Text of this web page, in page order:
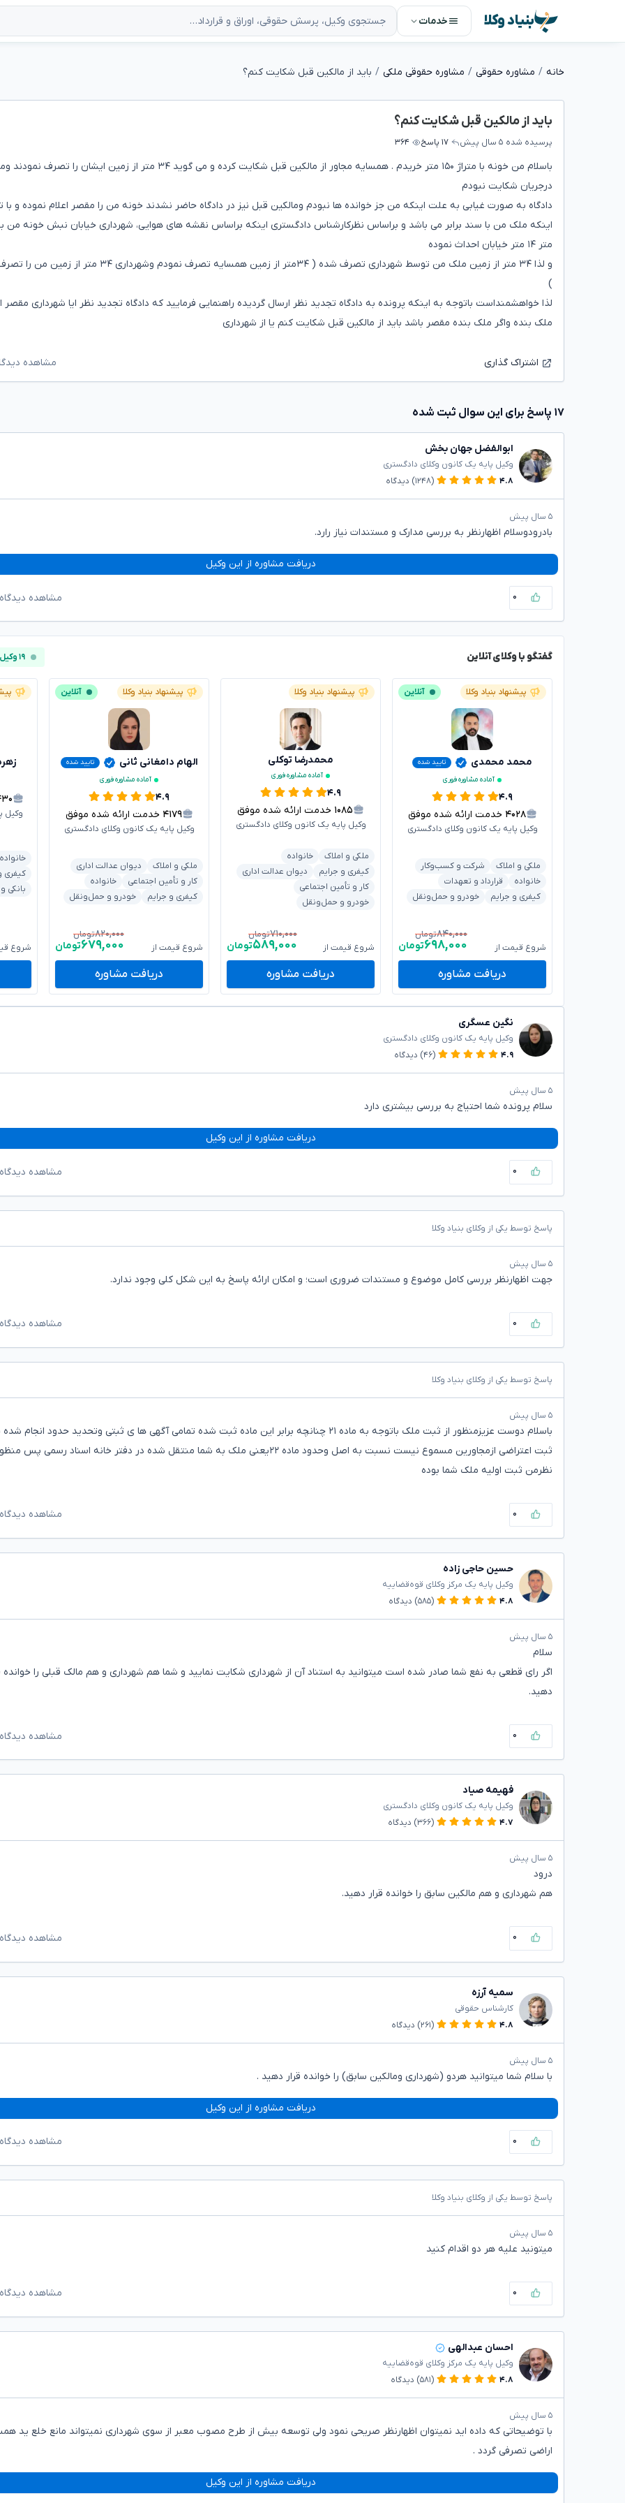
بنیاد وکلا خدمات
خانه مشاوره حقوقی مشاوره حقوقی ملکی باید از مالکین قبل شکایت کنم؟
باید از مالکین قبل شکایت کنم؟
پرسیده شده ۵ سال پیش ۱۷ پاسخ ۳۶۴
باسلام من خونه با متراژ ۱۵۰ متر خریدم . همسایه مجاور از مالکین قبل شکایت کرده و می گوید ۳۴ متر از زمین ایشان را تصرف
درجریان شکایت نبودم
دادگاه به صورت غیابی به علت اینکه من جز خوانده ها نبودم ومالکین قبل نیز در دادگاه حاضر نشدند خونه من را مقصر اعلام نموده و با
متر ۱۴ متر خیابان احداث نموده
و لذا ۳۴ متر از زمین ملک من توسط شهرداری تصرف شده ( ۳۴متر از زمین همسایه تصرف نمودم وشهرداری
)
لذا خواهشمنداست باتوجه به اینکه پرونده به دادگاه تجدید نظر ارسال گردیده راهنمایی فرمایید که دادگاه تجدید نظر ایا شهرداری
ملک بنده واگر ملک بنده مقصر باشد باید از مالکین قبل شکایت کنم یا از شهرداری
اشتراک گذاری مشاهده
۱۷ پاسخ برای این سوال ثبت شده
ابوالفضل جهان بخش
وکیل پایه یک کانون وکلای دادگستری
۴.۸
(۱۲۴۸) دیدگاه
۵ سال پیش
بادرودوسلام اظهارنظر به بررسی مدارک و مستندات نیاز رارد.
دریافت مشاوره از این وکیل
۰ مشاهده
گفتگو با وکلای آنلاین ۱۹ وکیل آنلاین
پیشنهاد بنیاد وکلا آنلاین
محمد محمدی
تایید شده
آماده مشاوره فوری
۴.۹
۴۰۲۸ خدمت ارائه شده موفق
وکیل پایه یک کانون وکلای دادگستری
ملکی و املاک
شرکت و کسب‌وکار
خانواده
قرارداد و تعهدات
کیفری و جرایم
خودرو و حمل‌ونقل
شروع قیمت از
۸۴۰,۰۰۰تومان
۶۹۸,۰۰۰تومان
دریافت مشاوره
پیشنهاد بنیاد وکلا
محمدرضا توکلی
آماده مشاوره فوری
۴.۹
۱۰۸۵ خدمت ارائه شده موفق
وکیل پایه یک کانون وکلای دادگستری
ملکی و املاک
خانواده
کیفری و جرایم
دیوان عدالت اداری
کار و تأمین اجتماعی
خودرو و حمل‌ونقل
شروع قیمت از
۷۱۰,۰۰۰تومان
۵۸۹,۰۰۰تومان
دریافت مشاوره
پیشنهاد بنیاد وکلا آنلاین
الهام دامغانی ثانی
تایید شده
آماده مشاوره فوری
۴.۹
۴۱۷۹ خدمت ارائه شده موفق
وکیل پایه یک کانون وکلای دادگستری
ملکی و املاک
دیوان عدالت اداری
کار و تأمین اجتماعی
خانواده
کیفری و جرایم
خودرو و حمل‌ونقل
شروع قیمت از
۸۲۰,۰۰۰تومان
۶۷۹,۰۰۰تومان
دریافت مشاوره
وکیل
خانواده
کیفری
بانکی
شروع
نگین عسگری
وکیل پایه یک کانون وکلای دادگستری
۴.۹
(۴۶) دیدگاه
۵ سال پیش
سلام پرونده شما احتیاج به بررسی بیشتری دارد
دریافت مشاوره از این وکیل
۰ مشاهده
پاسخ توسط یکی از وکلای بنیاد وکلا
۵ سال پیش
جهت اظهارنظر بررسی کامل موضوع و مستندات ضروری است؛ و امکان ارائه پاسخ به این شکل کلی وجود ندارد.
۰ مشاهده
پاسخ توسط یکی از وکلای بنیاد وکلا
۵ سال پیش
باسلام دوست عزیزمنظور از ثبت ملک باتوجه به ماده ۲۱ چنانچه برابر این ماده ثبت شده تمامی آگهی ها ی ثبتی وتحدید حدود
ثبت اعتراضی ازمجاورین مسموع نیست نسبت به اصل وحدود ماده ۲۲یعنی ملک به شما منتقل شده در دفتر خانه اسناد رسمی پس
نظرمن ثبت اولیه ملک شما بوده
۰ مشاهده
حسین حاجی زاده
وکیل پایه یک مرکز وکلای قوه‌قضاییه
۴.۸
(۵۸۵) دیدگاه
۵ سال پیش
سلام
اگر رای قطعی به نفع شما صادر شده است میتوانید به استناد آن از شهرداری شکایت نمایید و شما هم شهرداری و هم مالک قبلی را خوانده
دهید.
۰ مشاهده
فهیمه صیاد
وکیل پایه یک کانون وکلای دادگستری
۴.۷
(۳۶۶) دیدگاه
۵ سال پیش
درود
هم شهرداری و هم مالکین سابق را خوانده قرار دهید.
۰ مشاهده
سمیه آرزه
کارشناس حقوقی
۴.۸
(۲۶۱) دیدگاه
۵ سال پیش
با سلام شما میتوانید هردو (شهرداری ومالکین سابق) را خوانده قرار دهید .
دریافت مشاوره از این وکیل
۰ مشاهده
پاسخ توسط یکی از وکلای بنیاد وکلا
۵ سال پیش
میتونید علیه هر دو اقدام کنید
۰ مشاهده
احسان عبدالهی
وکیل پایه یک مرکز وکلای قوه‌قضاییه
۴.۸
(۵۸۱) دیدگاه
۵ سال پیش
با توضیحاتی که داده اید نمیتوان اظهارنظر صریحی نمود ولی توسعه بیش از طرح مصوب معبر از سوی شهرداری نمیتواند مانع خلع ید
اراضی تصرفی گردد .
دریافت مشاوره از این وکیل